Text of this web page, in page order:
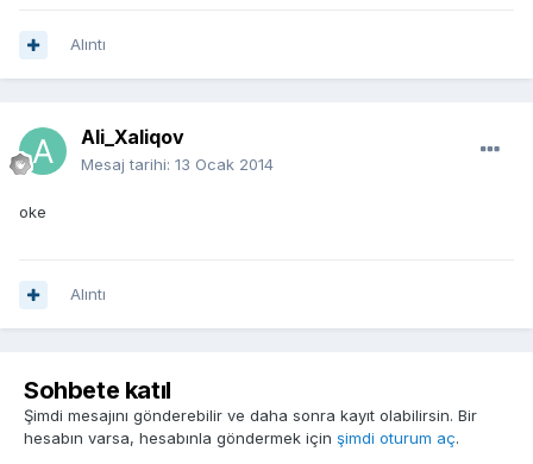
Alıntı
Ali_Xaliqov
Mesaj tarihi: 13 Ocak 2014
oke
Alıntı
Sohbete katıl
Şimdi mesajını gönderebilir ve daha sonra kayıt olabilirsin. Bir
hesabın varsa, hesabınla göndermek için şimdi oturum aç.